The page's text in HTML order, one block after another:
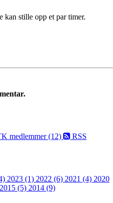
kan stille opp et par timer.
medlemmer (12) RSS
2023 (1) 2022 (6) 2021 (4) 2020
2015 (5) 2014 (9)